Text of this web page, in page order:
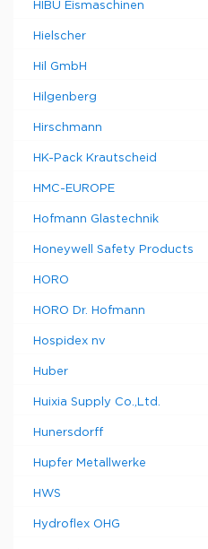
HIBU Eismaschinen
Hielscher
Hil GmbH
Hilgenberg
Hirschmann
HK-Pack Krautscheid
HMC-EUROPE
Hofmann Glastechnik
Honeywell Safety Products
HORO
HORO Dr. Hofmann
Hospidex nv
Huber
Huixia Supply Co.,Ltd.
Hunersdorff
Hupfer Metallwerke
HWS
Hydroflex OHG